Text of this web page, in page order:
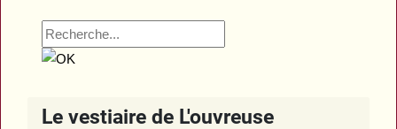
Le vestiaire de L'ouvreuse